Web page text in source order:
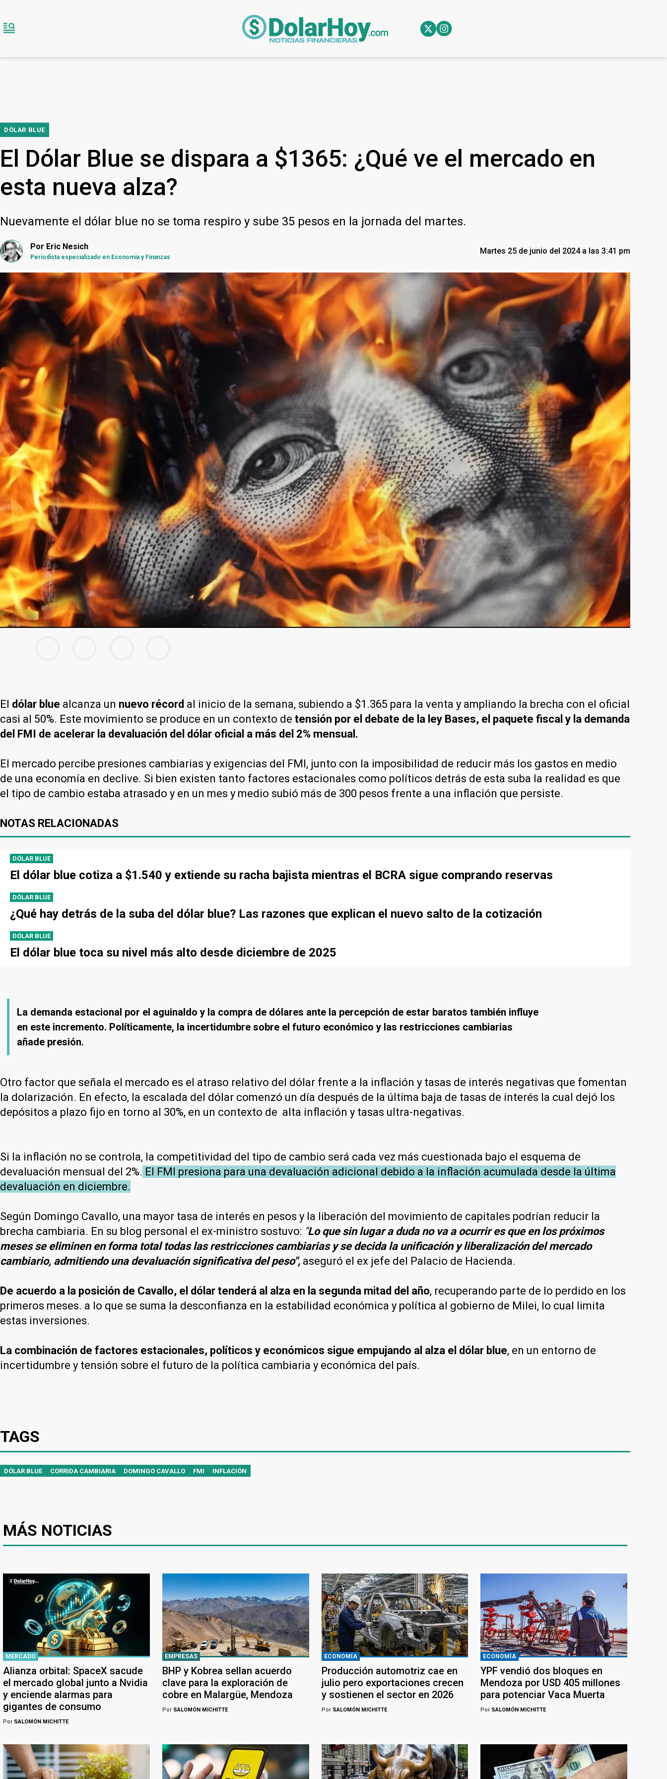
DÓLAR BLUE
El Dólar Blue se dispara a $1365: ¿Qué ve el mercado en
esta nueva alza?
Nuevamente el dólar blue no se toma respiro y sube 35 pesos en la jornada del martes.
Por Eric Nesich
Periodista especializado en Economía y Finanzas
Martes 25 de junio del 2024 a las 3:41 pm
El dólar blue alcanza un nuevo récord al inicio de la semana, subiendo a $1.365 para la venta y ampliando la brecha con el oficial
casi al 50%. Este movimiento se produce en un contexto de tensión por el debate de la ley Bases, el paquete fiscal y la demanda
del FMI de acelerar la devaluación del dólar oficial a más del 2% mensual.
El mercado percibe presiones cambiarias y exigencias del FMI, junto con la imposibilidad de reducir más los gastos en medio
de una economía en declive. Si bien existen tanto factores estacionales como políticos detrás de esta suba la realidad es que
el tipo de cambio estaba atrasado y en un mes y medio subió más de 300 pesos frente a una inflación que persiste.
NOTAS RELACIONADAS
DÓLAR BLUE
El dólar blue cotiza a $1.540 y extiende su racha bajista mientras el BCRA sigue comprando reservas
DÓLAR BLUE
¿Qué hay detrás de la suba del dólar blue? Las razones que explican el nuevo salto de la cotización
DÓLAR BLUE
El dólar blue toca su nivel más alto desde diciembre de 2025
La demanda estacional por el aguinaldo y la compra de dólares ante la percepción de estar baratos también influye
en este incremento. Políticamente, la incertidumbre sobre el futuro económico y las restricciones cambiarias
añade presión.
Otro factor que señala el mercado es el atraso relativo del dólar frente a la inflación y tasas de interés negativas que fomentan
la dolarización. En efecto, la escalada del dólar comenzó un día después de la última baja de tasas de interés la cual dejó los
depósitos a plazo fijo en torno al 30%, en un contexto de alta inflación y tasas ultra-negativas.
Si la inflación no se controla, la competitividad del tipo de cambio será cada vez más cuestionada bajo el esquema de
devaluación mensual del 2%. El FMI presiona para una devaluación adicional debido a la inflación acumulada desde la última
devaluación en diciembre.
Según Domingo Cavallo, una mayor tasa de interés en pesos y la liberación del movimiento de capitales podrían reducir la
brecha cambiaria. En su blog personal el ex-ministro sostuvo: "Lo que sin lugar a duda no va a ocurrir es que en los próximos
meses se eliminen en forma total todas las restricciones cambiarias y se decida la unificación y liberalización del mercado
cambiario, admitiendo una devaluación significativa del peso", aseguró el ex jefe del Palacio de Hacienda.
De acuerdo a la posición de Cavallo, el dólar tenderá al alza en la segunda mitad del año, recuperando parte de lo perdido en los
primeros meses. a lo que se suma la desconfianza en la estabilidad económica y política al gobierno de Milei, lo cual limita
estas inversiones.
La combinación de factores estacionales, políticos y económicos sigue empujando al alza el dólar blue, en un entorno de
incertidumbre y tensión sobre el futuro de la política cambiaria y económica del país.
TAGS
DÓLAR BLUE CORRIDA CAMBIARIA DOMINGO CAVALLO FMI INFLACIÓN
MÁS NOTICIAS
MERCADO
Alianza orbital: SpaceX sacude
el mercado global junto a Nvidia
y enciende alarmas para
gigantes de consumo
Por SALOMÓN MICHITTE
EMPRESAS
BHP y Kobrea sellan acuerdo
clave para la exploración de
cobre en Malargüe, Mendoza
PorSALOMÓN MICHITTE
ECONOMÍA
Producción automotriz cae en
julio pero exportaciones crecen
y sostienen el sector en 2026
PorSALOMÓN MICHITTE
ECONOMÍA
YPF vendió dos bloques en
Mendoza por USD 405 millones
para potenciar Vaca Muerta
Por SALOMÓN MICHITTE